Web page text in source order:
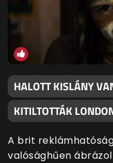
HALOTT KISLÁNY
KITILTOTTÁK
A brit
valósághűen